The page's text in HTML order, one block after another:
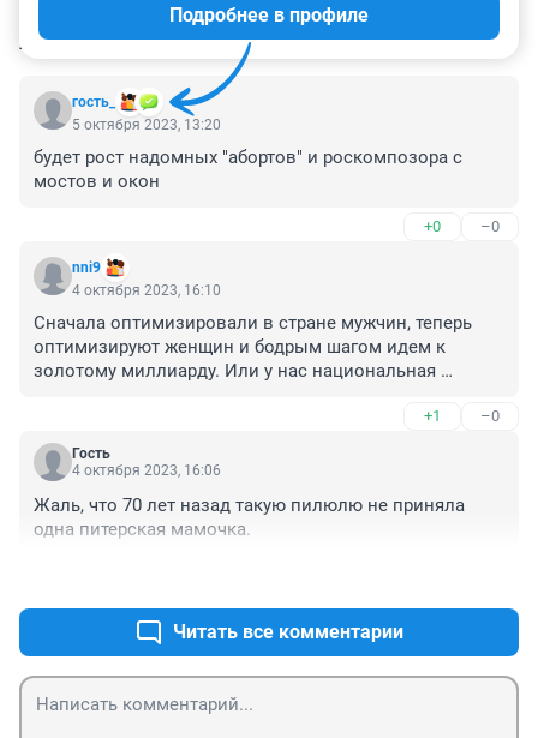
КОММЕНТАРИИ 5
гость_
Подробнее в профиле
5 октября 2023, 13:20
будет рост надомных "абортов" и роскомпозора с
мостов и окон
+0 –0
nni9
4 октября 2023, 16:10
Сначала оптимизировали в стране мужчин, теперь
оптимизируют женщин и бодрым шагом идем к
золотому миллиарду. Или у нас национальная
+1 –0
Гость
4 октября 2023, 16:06
Жаль, что 70 лет назад такую пилюлю не приняла
одна питерская мамочка.
Читать все комментарии